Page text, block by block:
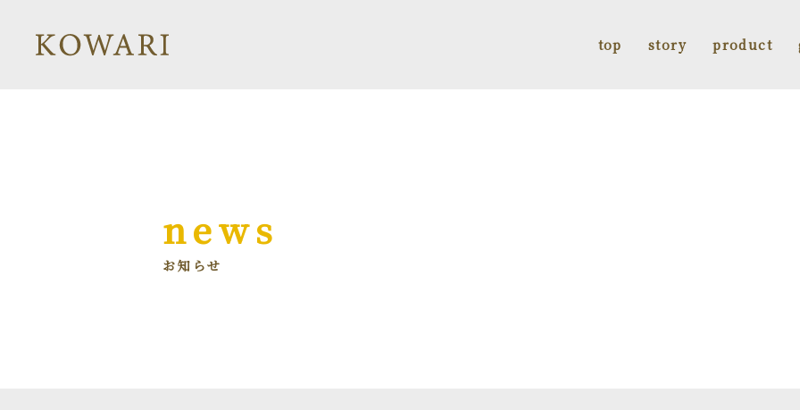
top story product
news
お知らせ